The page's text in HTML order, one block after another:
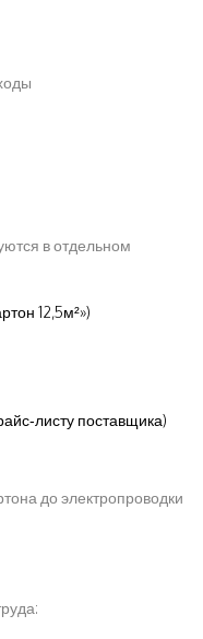
в отдельном
12,5м²»)
поставщика)
до электропроводки